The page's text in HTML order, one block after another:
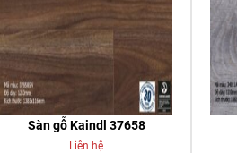
Sàn gỗ Kaindl 37658
Liên hệ